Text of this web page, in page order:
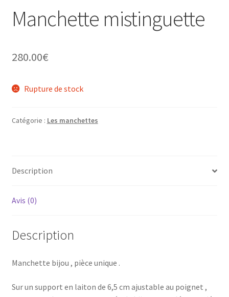
Manchette mistinguette
280.00€
Rupture de stock
Catégorie : Les manchettes
Description
Avis (0)
Description
Manchette bijou , pièce unique .
Sur un support en laiton de 6,5 cm ajustable au poignet ,